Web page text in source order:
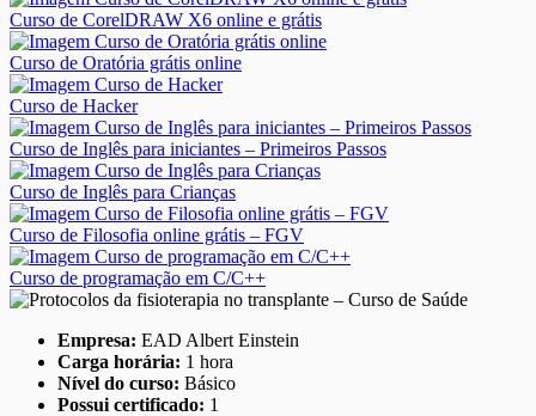
Curso de CorelDRAW X6 online e grátis
Curso de Oratória grátis online
Curso de Hacker
Curso de Inglês para iniciantes – Primeiros Passos
Curso de Inglês para Crianças
Curso de Filosofia online grátis – FGV
Curso de programação em C/C++
Empresa: EAD Albert Einstein
Carga horária: 1 hora
Nível do curso: Básico
Possui certificado: 1